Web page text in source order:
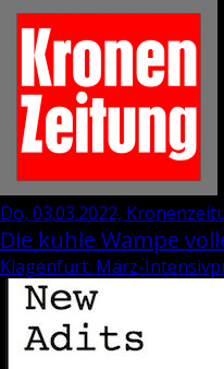
Do, 03.03.2022,
Die kuhle Wampe
Klagenfurt: März-